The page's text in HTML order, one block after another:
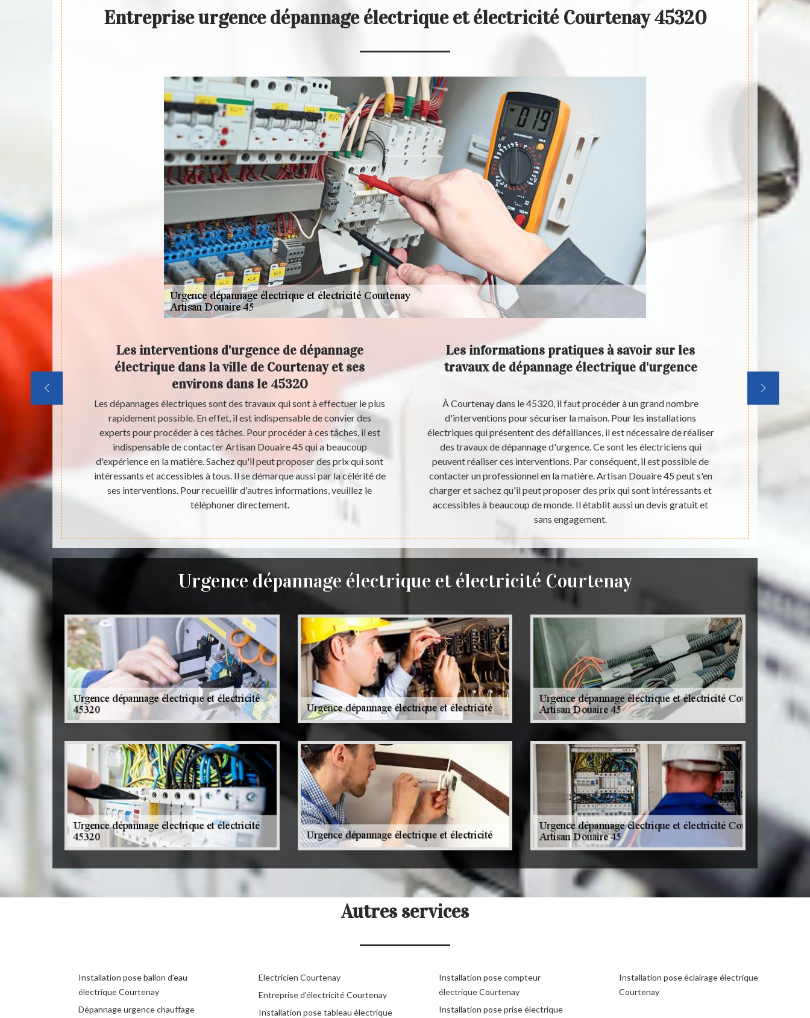
Entreprise urgence dépannage électrique et électricité Courtenay 45320
En
de le
Les interventions d'urgence de dépannage
électrique dans la ville de Courtenay et ses
environs dans le 45320
Les dépannages électriques sont des travaux qui sont à effectuer le plus
rapidement possible. En effet, il est indispensable de convier des
experts pour procéder à ces tâches. Pour procéder à ces tâches, il est
indispensable de contacter Artisan Douaire 45 qui a beaucoup
d'expérience en la matière. Sachez qu'il peut proposer des prix qui sont
intéressants et accessibles à tous. Il se démarque aussi par la célérité de
ses interventions. Pour recueillir d'autres informations, veuillez le
téléphoner directement.
Les informations pratiques à savoir sur les
travaux de dépannage électrique d'urgence
À Courtenay dans le 45320, il faut procéder à un grand nombre
d'interventions pour sécuriser la maison. Pour les installations
électriques qui présentent des défaillances, il est nécessaire de réaliser
des travaux de dépannage d'urgence. Ce sont les électriciens qui
peuvent réaliser ces interventions. Par conséquent, il est possible de
contacter un professionnel en la matière. Artisan Douaire 45 peut s'en
charger et sachez qu'il peut proposer des prix qui sont intéressants et
accessibles à beaucoup de monde. Il établit aussi un devis gratuit et
sans engagement.
Les
se réaliser
tâches
Urgence dépannage électrique et électricité Courtenay
Autres services
Installation pose ballon d'eau
électrique Courtenay
Dépannage urgence chauffage
Electricien Courtenay
Entreprise d'électricité Courtenay
Installation pose tableau électrique
Installation pose compteur
électrique Courtenay
Installation pose prise électrique
Installation pose éclairage électrique
Courtenay